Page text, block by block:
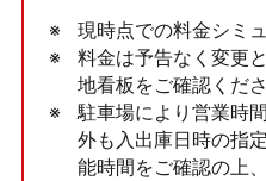
現時点での料金シミ
料金は予告なく変更
地看板をご確認くださ
駐車場により営業時
外も入出庫日時の指
能時間をご確認の上